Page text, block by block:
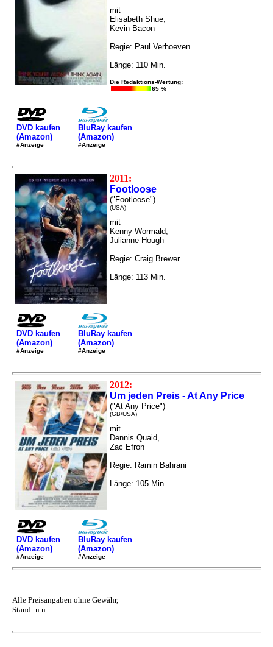
mit
Elisabeth Shue,
Kevin Bacon
Regie: Paul Verhoeven
Länge: 110 Min.
Die Redaktions-Wertung:
65 %
DVD kaufen
(Amazon)
#Anzeige
BluRay kaufen
(Amazon)
#Anzeige
2011:
Footloose
("Footloose")
(USA)
mit
Kenny Wormald,
Julianne Hough
Regie: Craig Brewer
Länge: 113 Min.
DVD kaufen
(Amazon)
#Anzeige
BluRay kaufen
(Amazon)
#Anzeige
2012:
Um jeden Preis - At Any Price
("At Any Price")
(GB/USA)
mit
Dennis Quaid,
Zac Efron
Regie: Ramin Bahrani
Länge: 105 Min.
DVD kaufen
(Amazon)
#Anzeige
BluRay kaufen
(Amazon)
#Anzeige
Alle Preisangaben ohne Gewähr,
Stand: n.n.